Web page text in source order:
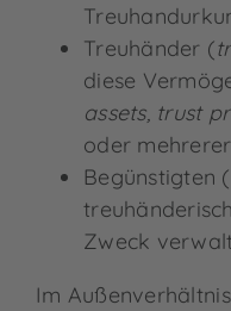
Treuhänder (
diese
assets, trust
oder mehrerer
Begünstigten (
Zweck
Im